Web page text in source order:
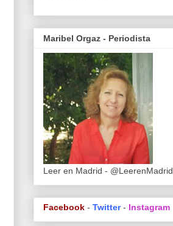
Maribel Orgaz - Periodista
Leer en Madrid - @LeerenMadrid
Facebook - Twitter - Instagram